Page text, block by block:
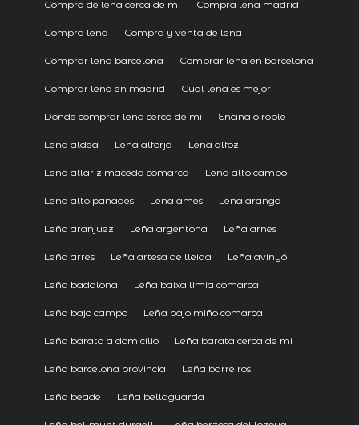
Compra de leña cerca de mi Compra leña madrid
Compra leña Compra y venta de leña
Comprar leña barcelona Comprar leña en barcelona
Comprar leña en madrid Cual leña es mejor
Donde comprar leña cerca de mi Encina o roble
Leña aldea Leña alforja Leña alfoz
Leña allariz maceda comarca Leña alto campo
Leña alto panadés Leña ames Leña aranga
Leña aranjuez Leña argentona Leña arnes
Leña arres Leña artesa de lleida Leña avinyó
Leña badalona Leña baixa limia comarca
Leña bajo campo Leña bajo miño comarca
Leña barata a domicilio Leña barata cerca de mi
Leña barcelona provincia Leña barreiros
Leña beade Leña bellaguarda